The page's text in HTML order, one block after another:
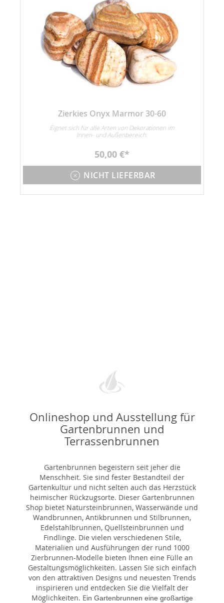
Zierkies Onyx Marmor 30-60
Eignet sich für alle Arten von Dekorationen im
Innen- und Außenbereich.
50,00 €
NICHT LIEFERBAR
Onlineshop und Ausstellung für
Gartenbrunnen und
Terrassenbrunnen
Gartenbrunnen begeistern seit jeher die
Menschheit. Sie sind fester Bestandteil der
Gartenkultur und nicht selten auch das Herzstück
heimischer Rückzugsorte. Dieser Gartenbrunnen
Shop bietet Natursteinbrunnen, Wasserwände und
Wandbrunnen, Antikbrunnen und Stilbrunnen,
Edelstahlbrunnen, Quellsteinbrunnen und
Findlinge. Die vielen verschiedenen Stile,
Materialien und Ausführungen der rund 1000
Zierbrunnen-Modelle bieten Ihnen eine Fülle an
Gestaltungsmöglichkeiten. Lassen Sie sich einfach
von den attraktiven Designs und neuesten Trends
inspirieren und entdecken Sie die Vielfalt der
Möglichkeiten. Ein Gartenbrunnen eine großartige